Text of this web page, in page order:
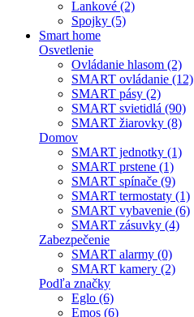
Lankové (2)
Spojky (5)
Smart home
Osvetlenie
Ovládanie hlasom (2)
SMART ovládanie (12)
SMART pásy (2)
SMART svietidlá (90)
SMART žiarovky (8)
Domov
SMART jednotky (1)
SMART prstene (1)
SMART spínače (9)
SMART termostaty (1)
SMART vybavenie (6)
SMART zásuvky (4)
Zabezpečenie
SMART alarmy (0)
SMART kamery (2)
Podľa značky
Eglo (6)
Emos (6)